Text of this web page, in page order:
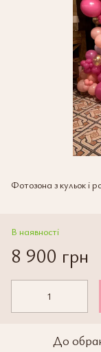
Фотозона з кульок і
В наявності
8 900 грн
До